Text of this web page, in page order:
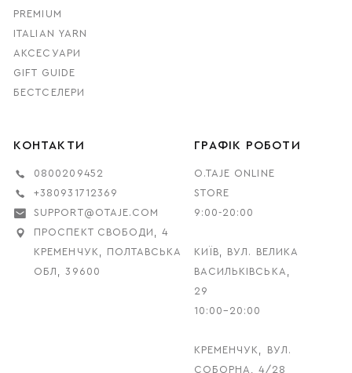
PREMIUM
ITALIAN YARN
АКСЕСУАРИ
GIFT GUIDE
БЕСТСЕЛЕРИ
КОНТАКТИ
0800209452
+380931712369
SUPPORT@OTAJE.COM
ПРОСПЕКТ СВОБОДИ, 4
КРЕМЕНЧУК, ПОЛТАВСЬКА
ОБЛ, 39600
ГРАФІК РОБОТИ
O.TAJE ONLINE
STORE
9:00-20:00
КИЇВ, ВУЛ. ВЕЛИКА
ВАСИЛЬКІВСЬКА,
29
10:00–20:00
КРЕМЕНЧУК, ВУЛ.
СОБОРНА, 4/28